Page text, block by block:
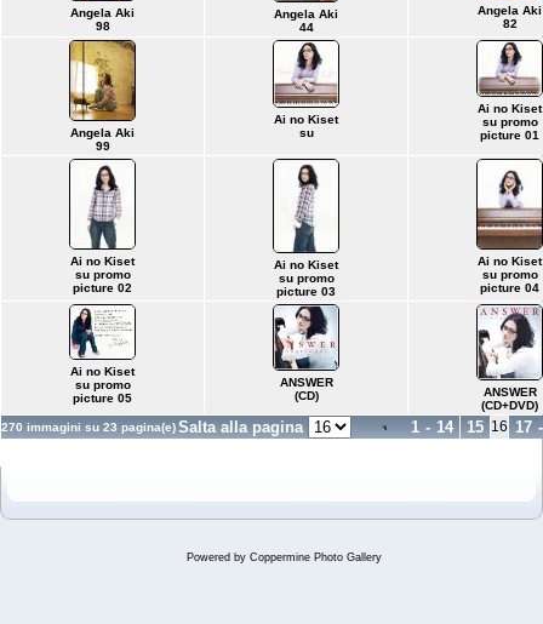
Angela Aki
98
Angela Aki
44
Angela Aki
82
Angela Aki
99
Ai no Kiset
su
Ai no Kiset
su promo
picture 01
Ai no Kiset
su promo
picture 02
Ai no Kiset
su promo
picture 03
Ai no Kiset
su promo
picture 04
Ai no Kiset
su promo
picture 05
ANSWER
(CD)
ANSWER
(CD+DVD)
270 immagini su 23 pagina(e)Salta alla pagina 1 - 14 15 16 17 -
Powered by Coppermine Photo Gallery